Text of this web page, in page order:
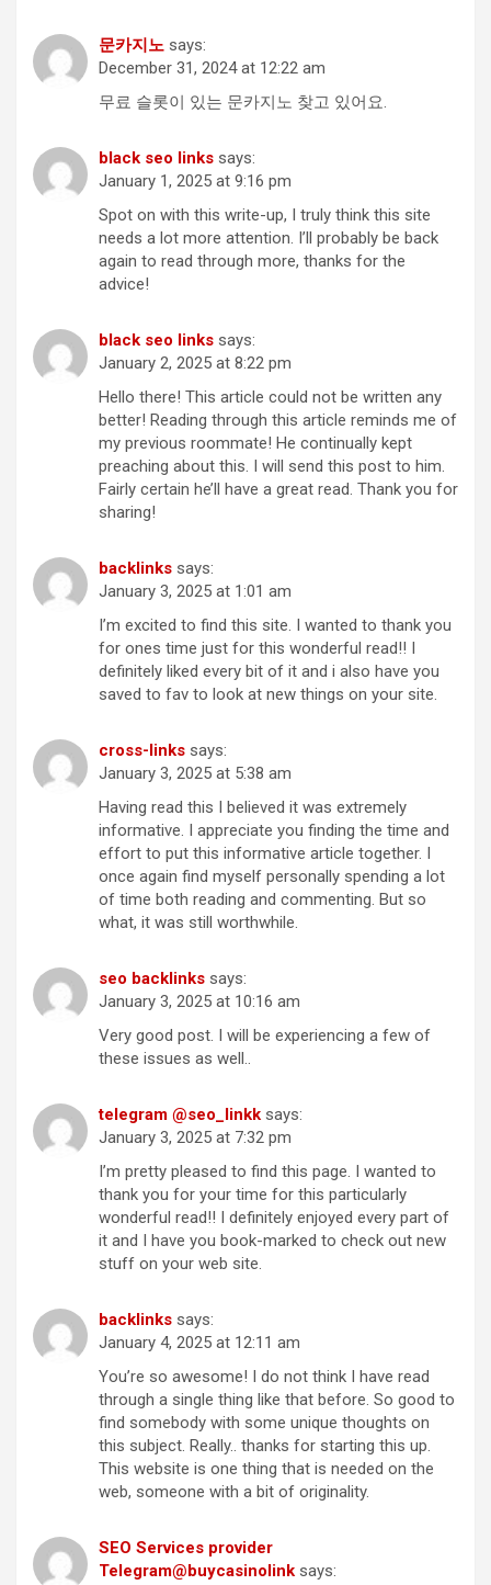
문카지노 says:
December 31, 2024 at 12:22 am
무료 슬롯이 있는 문카지노 찾고 있어요.
black seo links says:
January 1, 2025 at 9:16 pm
Spot on with this write-up, I truly think this site
needs a lot more attention. I’ll probably be back
again to read through more, thanks for the
advice!
black seo links says:
January 2, 2025 at 8:22 pm
Hello there! This article could not be written any
better! Reading through this article reminds me of
my previous roommate! He continually kept
preaching about this. I will send this post to him.
Fairly certain he’ll have a great read. Thank you for
sharing!
backlinks says:
January 3, 2025 at 1:01 am
I’m excited to find this site. I wanted to thank you
for ones time just for this wonderful read!! I
definitely liked every bit of it and i also have you
saved to fav to look at new things on your site.
cross-links says:
January 3, 2025 at 5:38 am
Having read this I believed it was extremely
informative. I appreciate you finding the time and
effort to put this informative article together. I
once again find myself personally spending a lot
of time both reading and commenting. But so
what, it was still worthwhile.
seo backlinks says:
January 3, 2025 at 10:16 am
Very good post. I will be experiencing a few of
these issues as well..
telegram @seo_linkk says:
January 3, 2025 at 7:32 pm
I’m pretty pleased to find this page. I wanted to
thank you for your time for this particularly
wonderful read!! I definitely enjoyed every part of
it and I have you book-marked to check out new
stuff on your web site.
backlinks says:
January 4, 2025 at 12:11 am
You’re so awesome! I do not think I have read
through a single thing like that before. So good to
find somebody with some unique thoughts on
this subject. Really.. thanks for starting this up.
This website is one thing that is needed on the
web, someone with a bit of originality.
SEO Services provider
Telegram@buycasinolink says: